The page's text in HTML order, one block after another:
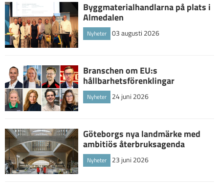
Byggmaterialhandlarna på plats i
Almedalen
Nyheter 03 augusti 2026
Branschen om EU:s
hållbarhetsförenklingar
Nyheter 24 juni 2026
Göteborgs nya landmärke med
ambitiös återbruksagenda
Nyheter 23 juni 2026